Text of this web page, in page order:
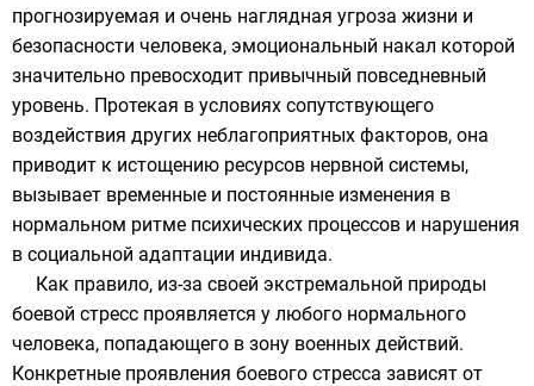
прогнозируемая и очень наглядная угроза жизни и
безопасности человека, эмоциональный накал которой
значительно превосходит привычный повседневный
уровень. Протекая в условиях сопутствующего
воздействия других неблагоприятных факторов, она
приводит к истощению ресурсов нервной системы,
вызывает временные и постоянные изменения в
нормальном ритме психических процессов и нарушения
в социальной адаптации индивида.
Как правило, из-за своей экстремальной природы
боевой стресс проявляется у любого нормального
человека, попадающего в зону военных действий.
Конкретные проявления боевого стресса зависят от